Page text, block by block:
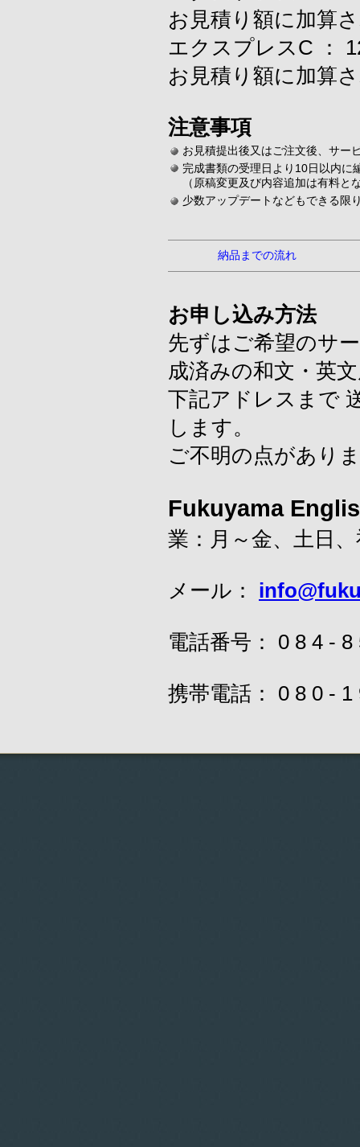
お見積り額に加算
エクスプレスC ：
お見積り額に加算
注意事項
お見積提出後又はご注文後、サー
完成書類の受理日より10日以内に
（原稿変更及び内容追加は有料と
少数アップデートなどもできる限
納品までの流れ
お申し込み方法
先ずはご希望のサ
成済みの和文・英
下記アドレスまで
します。
ご不明の点があり
Fukuyama
業：月～金、土日
メール：
電話番号： 0 8 4 -
携帯電話： 0 8 0 - 1